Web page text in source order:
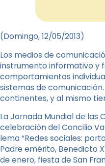
(Domingo, 12/05/2013)
Los medios de
instrumento informativo y
comportamientos
sistemas de
continentes, y al mismo
La Jornada Mundial de las
celebración del Concilio
lema “Redes sociales:
Padre emérito, Benedicto
de enero, fiesta de San